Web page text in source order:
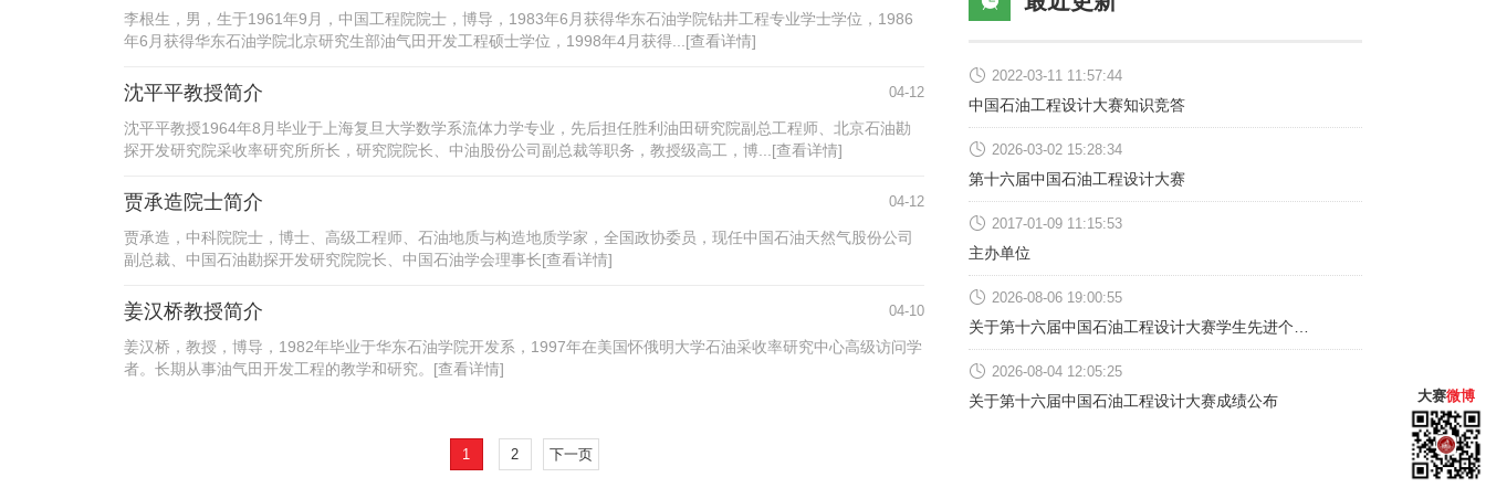
李根生，男，生于1961年9月，中国工程院院士，博导，1983年6月获得华东石油学院钻井工程专业学士学位，1986
年6月获得华东石油学院北京研究生部油气田开发工程硕士学位，1998年4月获得...[查看详情]
沈平平教授简介 04-12
沈平平教授1964年8月毕业于上海复旦大学数学系流体力学专业，先后担任胜利油田研究院副总工程师、北京石油勘
探开发研究院采收率研究所所长，研究院院长、中油股份公司副总裁等职务，教授级高工，博...[查看详情]
贾承造院士简介 04-12
贾承造，中科院院士，博士、高级工程师、石油地质与构造地质学家，全国政协委员，现任中国石油天然气股份公司
副总裁、中国石油勘探开发研究院院长、中国石油学会理事长[查看详情]
姜汉桥教授简介 04-10
姜汉桥，教授，博导，1982年毕业于华东石油学院开发系，1997年在美国怀俄明大学石油采收率研究中心高级访问学
者。长期从事油气田开发工程的教学和研究。[查看详情]
1 2 下一页
2022-03-11 11:57:44
中国石油工程设计大赛知识竞答
2026-03-02 15:28:34
第十六届中国石油工程设计大赛
2017-01-09 11:15:53
主办单位
2026-08-06 19:00:55
关于第十六届中国石油工程设计大赛学生先进个…
2026-08-04 12:05:25
关于第十六届中国石油工程设计大赛成绩公布 大赛微博